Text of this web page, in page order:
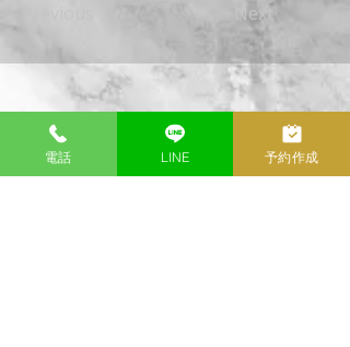
Next
LuX nagoya
TOP
​初めての方へ
電話 LINE 予約作成